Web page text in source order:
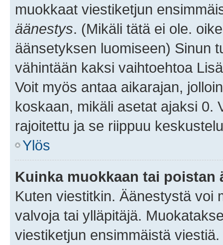
muokkaat viestiketjun
äänestys. (Mikäli tätä ei ole.
äänsetyksen luomiseen) Sinun
vähintään kaksi vaihtoehtoa
Voit myös antaa aikarajan,
koskaan, mikäli asetat ajaksi 0.
rajoitettu ja se riippuu
Ylös
Kuinka muokkaan tai poistan
Kuten viestitkin. Äänestystä voi
valvoja tai ylläpitäjä.
viestiketjun ensimmäistä